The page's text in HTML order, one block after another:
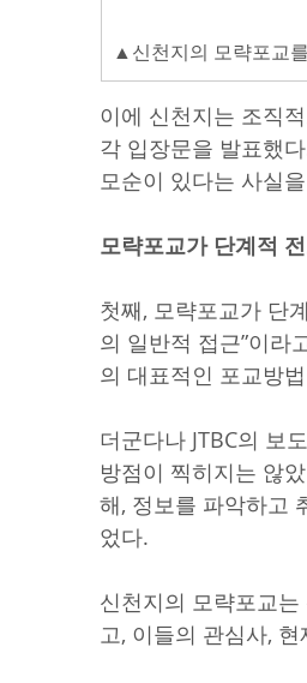
▲신천지의 모략포교
이에 신천지는 조직
각 입장문을 발표했
모순이 있다는 사실
모략포교가 단계적
첫째, 모략포교가 단
의 일반적 접근”이라
의 대표적인 포교방
더군다나 JTBC의 보
방점이 찍히지는 않
해, 정보를 파악하고
었다.
신천지의 모략포교
고, 이들의 관심사,